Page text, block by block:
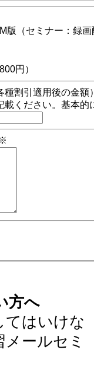
版（セミナー：録
円）
種割引適用後の金額
ください。基本的
方へ
てはいけな
ールセミ